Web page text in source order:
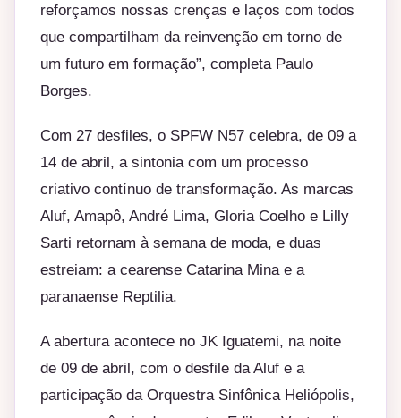
reforçamos nossas crenças e laços com todos
que compartilham da reinvenção em torno de
um futuro em formação”, completa Paulo
Borges.
Com 27 desfiles, o SPFW N57 celebra, de 09 a
14 de abril, a sintonia com um processo
criativo contínuo de transformação. As marcas
Aluf, Amapô, André Lima, Gloria Coelho e Lilly
Sarti retornam à semana de moda, e duas
estreiam: a cearense Catarina Mina e a
paranaense Reptilia.
A abertura acontece no JK Iguatemi, na noite
de 09 de abril, com o desfile da Aluf e a
participação da Orquestra Sinfônica Heliópolis,